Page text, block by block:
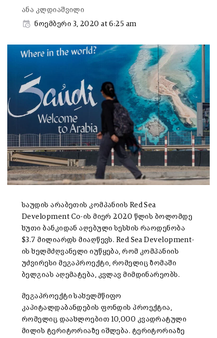
ანა კლდიაშვილი
ნოემბერი 3, 2020 at 6:25 am
საუდის არაბეთის კომპანიის Red Sea
Development Co-ის მიერ 2020 წლის ბოლომდე
ხუთი ბანკიდან აღებული სესხის რაოდენობა
$3.7 მილიარდს მიაღწევს. Red Sea Development-
ის ხელმძღვანელი იუწყება, რომ კომპანიის
უძვირესი მეგაპროექტი, რომელიც ზომაში
ბელგიას აღემატება, კვლავ მიმდინარეობს.
მეგაპროექტი სახელმწიფო
კაპიტალდაბანდების ფონდის პროექტია,
რომელიც დაახლოებით 10,000 კვადრატული
მილის ტერიტორიაზე იშლება. ტერიტორიაზე